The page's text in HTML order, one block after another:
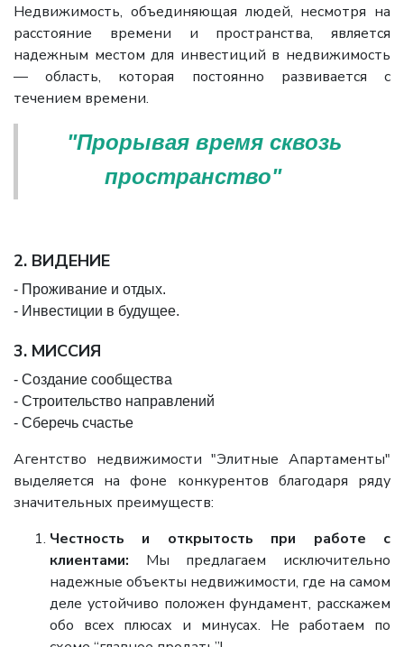
Недвижимость, объединяющая людей, несмотря на
расстояние времени и пространства, является
надежным местом для инвестиций в недвижимость
— область, которая постоянно развивается с
течением времени.
"Прорывая время сквозь
пространство"
2. ВИДЕНИЕ
- Проживание и отдых.
- Инвестиции в будущее.
3. МИССИЯ
- Создание сообщества
- Строительство направлений
- Сберечь счастье
Агентство недвижимости "Элитные Апартаменты"
выделяется на фоне конкурентов благодаря ряду
значительных преимуществ:
Честность и открытость при работе с
клиентами: Мы предлагаем исключительно
надежные объекты недвижимости, где на самом
деле устойчиво положен фундамент, расскажем
обо всех плюсах и минусах. Не работаем по